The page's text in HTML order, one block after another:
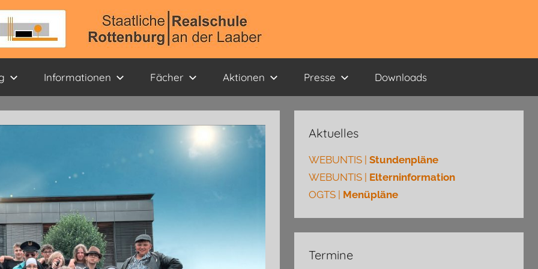
Informationen Fächer Aktionen Presse Downloads
Aktuelles
WEBUNTIS |Stundenpläne
WEBUNTIS | Elterninformation
OGTS | Menüpläne
Termine